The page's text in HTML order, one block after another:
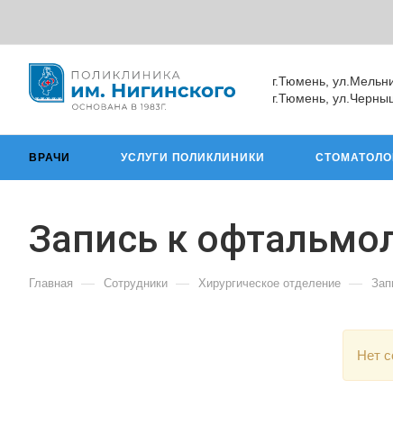
г.Тюмень,
г.Тюмень,
ВРАЧИ УСЛУГИ ПОЛИКЛИНИКИ
Запись к
Главная — Сотрудники — Хирургическое отделение —
Нет